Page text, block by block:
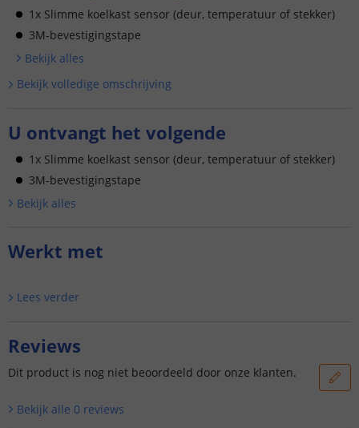
1x Slimme koelkast sensor (deur, temperatuur of stekker)
3M-bevestigingstape
Bekijk alles
Bekijk volledige omschrijving
U ontvangt het volgende
1x Slimme koelkast sensor (deur, temperatuur of stekker)
3M-bevestigingstape
Bekijk alles
Werkt met
Lees verder
Reviews
Dit product is nog niet beoordeeld door onze klanten.
Bekijk alle 0 reviews